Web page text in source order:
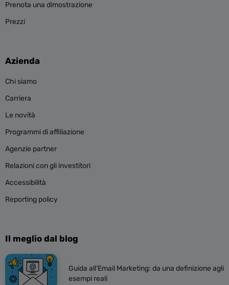
Prenota una dimostrazione
Prezzi
Azienda
Chi siamo
Carriera
Le novità
Programmi di affiliazione
Agenzie partner
Relazioni con gli investitori
Accessibilità
Reporting policy
Il meglio dal blog
Guida all’Email Marketing: da una definizione agli
esempi reali